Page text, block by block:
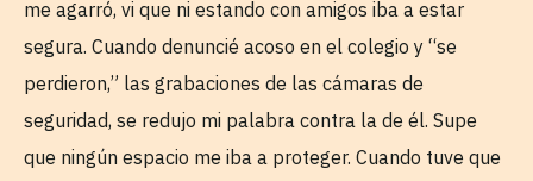
me agarró, vi que ni estando con amigos iba a estar
segura. Cuando denuncié acoso en el colegio y “se
perdieron,” las grabaciones de las cámaras de
seguridad, se redujo mi palabra contra la de él. Supe
que ningún espacio me iba a proteger. Cuando tuve que